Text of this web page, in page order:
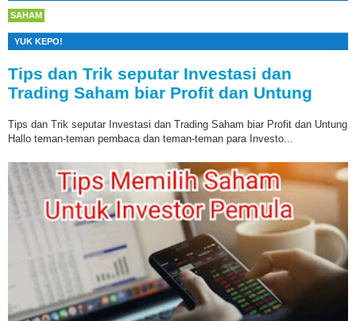
SAHAM
YUK KEPO!
Tips dan Trik seputar Investasi dan
Trading Saham biar Profit dan Untung
Tips dan Trik seputar Investasi dan Trading Saham biar Profit dan Untung
Hallo teman-teman pembaca dan teman-teman para Investo...